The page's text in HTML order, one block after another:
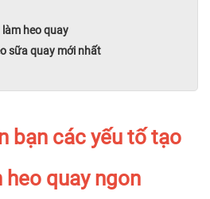
heo quay
sữa quay mới nhất
bạn các yếu tố tạo
heo quay ngon